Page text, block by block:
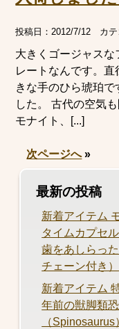
投稿日：2012/7/12 カテ
大きくゴージャス
レートなんです。
きな手のひら琥珀で
した。 古代の空気
モナイト、[...]
次ページへ»
最新の投稿
新着アイテム
タイムカプセ
歯をあしらっ
チェーン付き）
新着アイテム
年前の獣脚類
（